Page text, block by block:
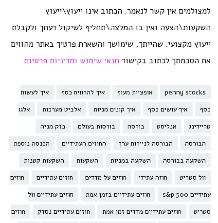
למצולמים אין קשר לנאמר. הכתוב אינו ייעוץ\ייעוץ
השקעות\הצעה ואין בו המלצה\תחליף לשיקול דעתך ולקבלת
ייעוץ מקצועי. שהייתך, שימושך והשארת פרטיך באתר מהווים
את הסכמתך לכתוב בקישור תנאי שימוש ומדיניות פרטיות
penny stocks אופציות מעוף איך להרוויח כסף
איך לעשות
כסף
איך עושים כסף איך קונים מניות אלביט מערכות
אלגו
טריידינג
אנליסט בורסה בורסות בעולם
בזק מניה
הבורסה
הבורסה לניירות ערך החוזים העתידיים
הכנסה נוספת
השקעה בבורסה
השקעה במניות השקעות
השקעות קטנות
וול סטריט
חוזה עתידי חוזים על מדדים חוזים עתידיים
חוזים
עתידיים s&p 500
חוזים עתידיים בזמן אמת
חוזים עתידיים וול
סטריט
חוזים עתידיים מדדים זמן אמת חוזים עתידיים נסדק
חוזים